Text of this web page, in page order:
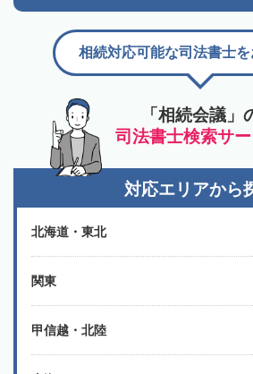
「相続会議」
司法書士検索サ
相続対応可能な司法書士を
対応エリアから
北海道・東北
関東
甲信越・北陸